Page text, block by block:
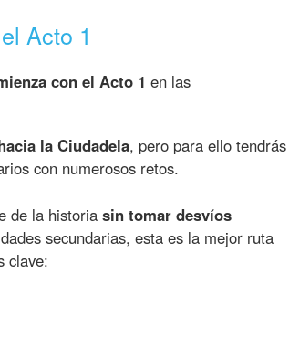
Acto 1
con el Acto 1 en las
la Ciudadela, pero para ello tendrás
con numerosos retos.
de la historia sin tomar desvíos
secundarias, esta es la mejor ruta
clave: